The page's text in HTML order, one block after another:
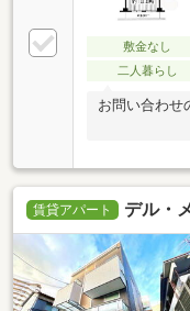
敷金なし
二人暮らし
お問い合わせ
賃貸アパート デル・